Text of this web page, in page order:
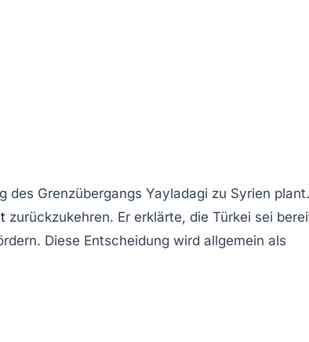
des Grenzübergangs Yayladagi zu Syrien plant.
zurückzukehren. Er erklärte, die Türkei sei
Diese Entscheidung wird allgemein als